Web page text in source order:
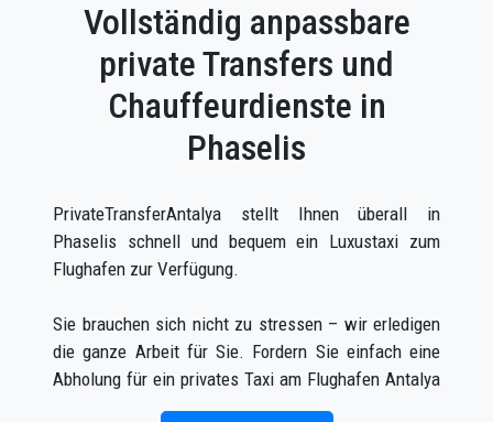
Vollständig anpassbare
private Transfers und
Chauffeurdienste in
Phaselis
PrivateTransferAntalya stellt Ihnen überall in
Phaselis schnell und bequem ein Luxustaxi zum
Flughafen zur Verfügung.
Sie brauchen sich nicht zu stressen – wir erledigen
die ganze Arbeit für Sie. Fordern Sie einfach eine
Abholung für ein privates Taxi am Flughafen Antalya
zu Phaselis an (was sowohl online als auch